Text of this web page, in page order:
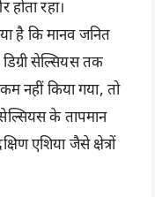
रहा।
है कि मानव जनित
सेल्सियस तक
नहीं किया गया, तो
सेल्सियस के तापमान
एशिया जैसे क्षेत्रों